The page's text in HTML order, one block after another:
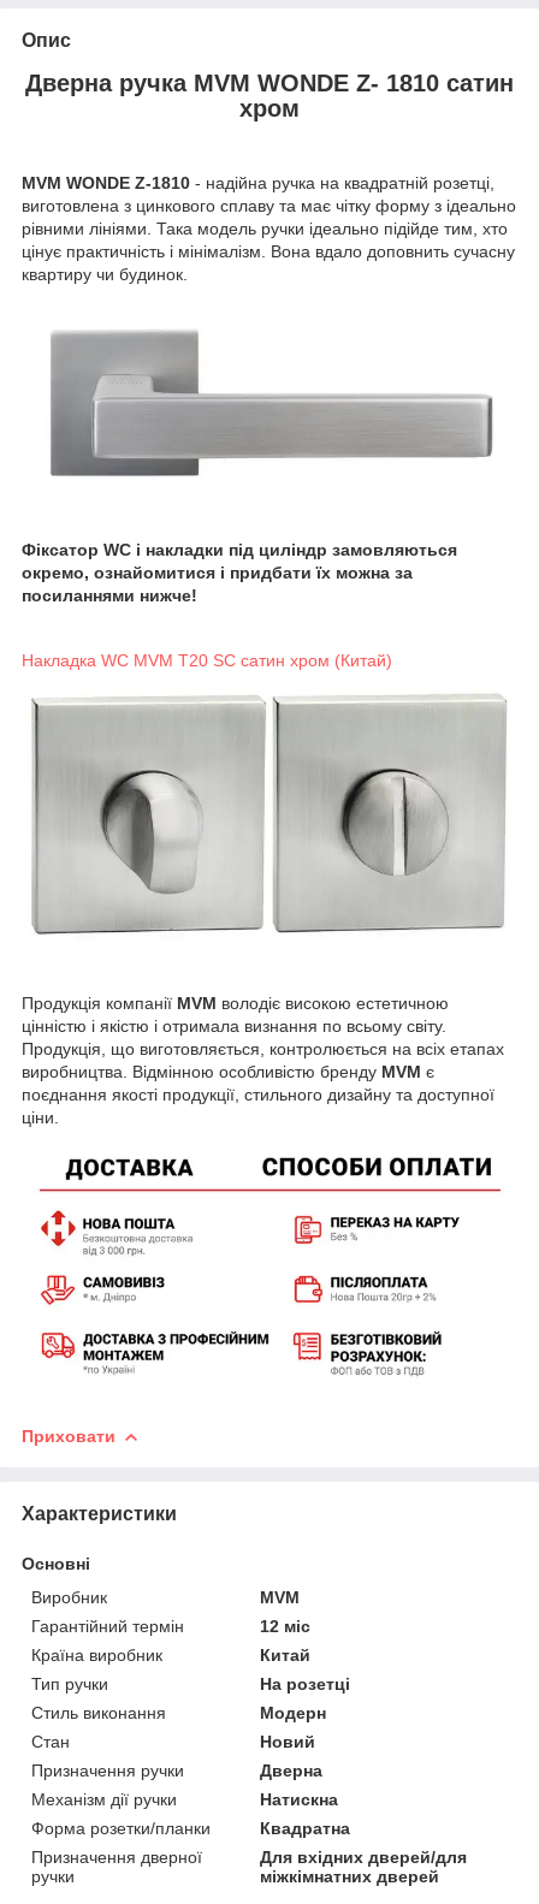
Опис
Дверна ручка MVM WONDE Z- 1810 сатин
хром
MVM WONDE Z-1810 - надійна ручка на квадратній розетці,
виготовлена з цинкового сплаву та має чітку форму з ідеально
рівними лініями. Така модель ручки ідеально підійде тим, хто
цінує практичність і мінімалізм. Вона вдало доповнить сучасну
квартиру чи будинок.
Фіксатор WC і накладки під циліндр замовляються
окремо, ознайомитися і придбати їх можна за
посиланнями нижче!
Накладка WC MVM T20 SC сатин хром (Китай)
Продукція компанії MVM володіє високою естетичною
цінністю і якістю і отримала визнання по всьому світу.
Продукція, що виготовляється, контролюється на всіх етапах
виробництва. Відмінною особливістю бренду MVM є
поєднання якості продукції, стильного дизайну та доступної
ціни.
Приховати
Характеристики
Основні
Виробник
MVM
Гарантійний термін
12 міс
Країна виробник
Китай
Тип ручки
На розетці
Стиль виконання
Модерн
Стан
Новий
Призначення ручки
Дверна
Механізм дії ручки
Натискна
Форма розетки/планки
Квадратна
Призначення дверної
ручки
Для вхідних дверей/для
міжкімнатних дверей